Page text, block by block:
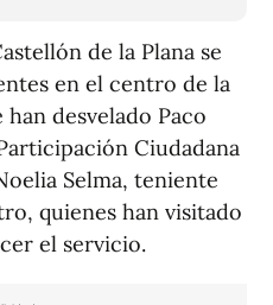
de la Plana se
en el centro de la
desvelado Paco
Ciudadana
Selma, teniente
quienes han visitado
el servicio.